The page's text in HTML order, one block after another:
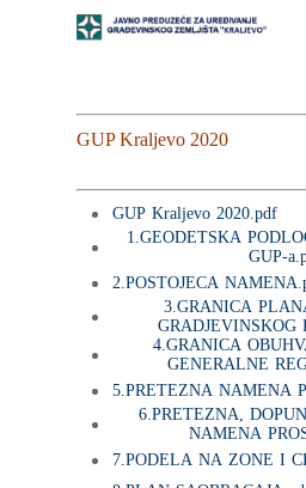
GUP Kraljevo 2020
GUP Kraljevo 2020.pdf
1.GEODETSKA
GUP-
2.POSTOJECA
3.GRANICA
GRADJEVINSKOG
4.GRANICA
GENERALNE
5.PRETEZNA NAMENA
6.PRETEZNA,
NAMENA
7.PODELA NA ZONE I